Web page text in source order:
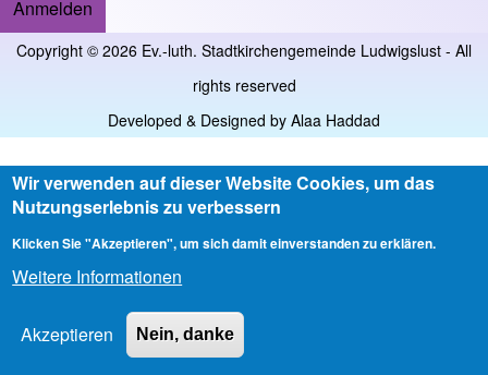
User account menu
Anmelden
Copyright © 2026 Ev.-luth. Stadtkirchengemeinde Ludwigslust - All
rights reserved
Developed & Designed by Alaa Haddad
Wir verwenden auf dieser Website Cookies, um das
Nutzungserlebnis zu verbessern
Klicken Sie "Akzeptieren", um sich damit einverstanden zu erklären.
Weitere Informationen
Akzeptieren Nein, danke